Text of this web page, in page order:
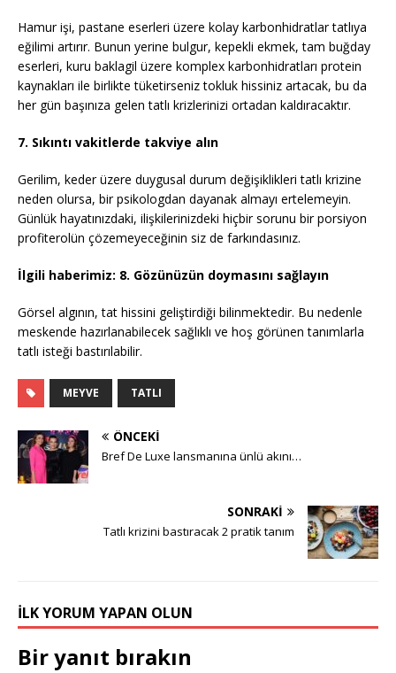
Hamur işi, pastane eserleri üzere kolay karbonhidratlar tatlıya
eğilimi artırır. Bunun yerine bulgur, kepekli ekmek, tam buğday
eserleri, kuru baklagil üzere komplex karbonhidratları protein
kaynakları ile birlikte tüketirseniz tokluk hissiniz artacak, bu da
her gün başınıza gelen tatlı krizlerinizi ortadan kaldıracaktır.
7. Sıkıntı vakitlerde takviye alın
Gerilim, keder üzere duygusal durum değişiklikleri tatlı krizine
neden olursa, bir psikologdan dayanak almayı ertelemeyin.
Günlük hayatınızdaki, ilişkilerinizdeki hiçbir sorunu bir porsiyon
profiterolün çözemeyeceğinin siz de farkındasınız.
İlgili haberimiz: 8. Gözünüzün doymasını sağlayın
Görsel algının, tat hissini geliştirdiği bilinmektedir. Bu nedenle
meskende hazırlanabilecek sağlıklı ve hoş görünen tanımlarla
tatlı isteği bastırılabilir.
MEYVE TATLI
ÖNCEKI
Bref De Luxe lansmanına ünlü akını…
SONRAKI
Tatlı krizini bastıracak 2 pratik tanım
İLK YORUM YAPAN OLUN
Bir yanıt bırakın